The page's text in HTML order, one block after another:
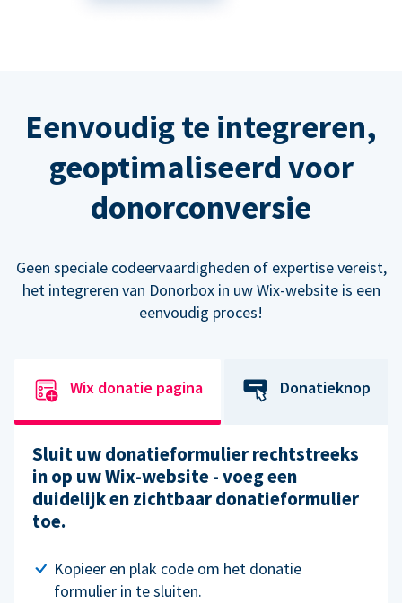
Eenvoudig te integreren,
geoptimaliseerd voor
donorconversie
Geen speciale codeervaardigheden of expertise vereist,
het integreren van Donorbox in uw Wix-website is een
eenvoudig proces!
Wix donatie pagina Donatieknop
Sluit uw donatieformulier rechtstreeks
in op uw Wix-website - voeg een
duidelijk en zichtbaar donatieformulier
toe.
Kopieer en plak code om het donatie
formulier in te sluiten.